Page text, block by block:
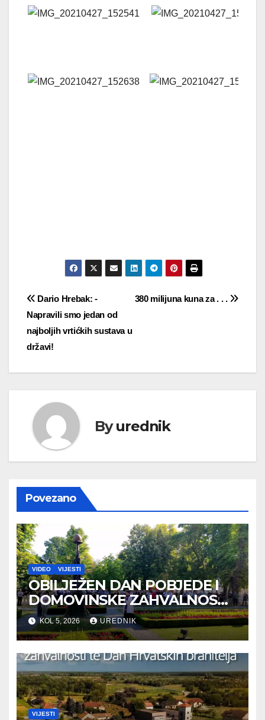
Navigacija
objava
380 milijuna kuna za . . .
Dario Hrebak: -
Napravili smo jedan od
najboljih vrtićkih sustava u
državi!
Byurednik
Povezano
VIDEO VIJESTI
OBILJEŽEN DAN POBJEDE I
DOMOVINSKE ZAHVALNOSTI
TE DAN HRVATSKIH
BRANITELJA
KOL 5, 2026 UREDNIK
VIJESTI